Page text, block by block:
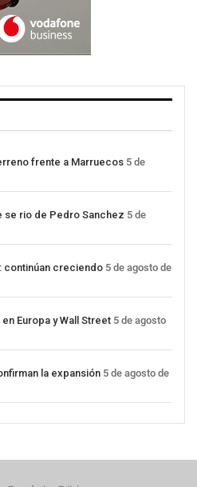
frente a Marruecos 5 de
se rio de Pedro Sanchez 5 de
continúan creciendo 5 de agosto de
Europa y Wall Street 5 de agosto
la expansión 5 de agosto de